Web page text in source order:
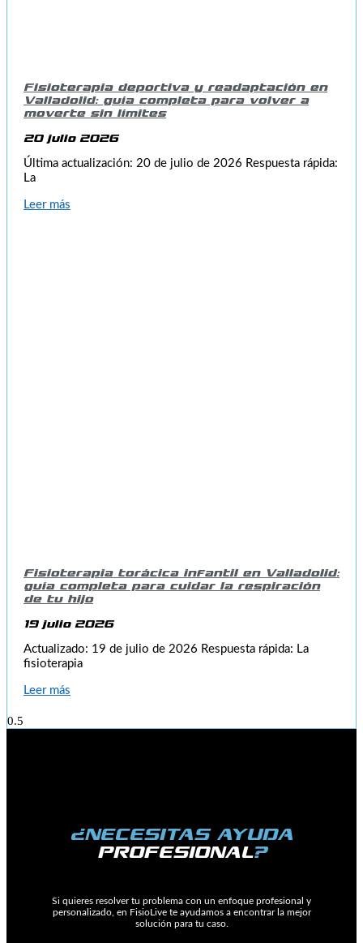
Fisioterapia deportiva y readaptación en
Valladolid: guía completa para volver a
moverte sin límites
20 julio 2026
Última actualización: 20 de julio de 2026 Respuesta rápida:
La
Leer más
Fisioterapia torácica infantil en Valladolid:
guía completa para cuidar la respiración
de tu hijo
19 julio 2026
Actualizado: 19 de julio de 2026 Respuesta rápida: La
fisioterapia
Leer más
¿NECESITAS AYUDA
PROFESIONAL?
Si quieres resolver tu problema con un enfoque profesional y
personalizado, en FisioLive te ayudamos a encontrar la mejor
solución para tu caso.